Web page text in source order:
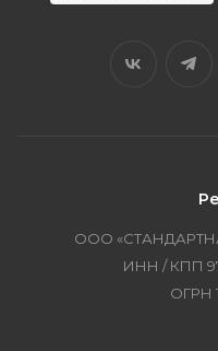
ООО
ИНН / КПП
ОГРН